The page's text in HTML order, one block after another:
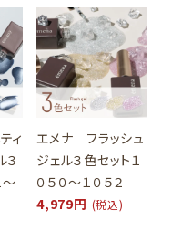
ィ
３
～
エメナ フラッシュ
ジェル３色セット１
０５０～１０５２
4,979円 (税込)